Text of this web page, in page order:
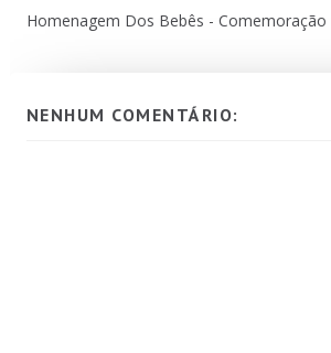
Homenagem Dos Bebês -
NENHUM COMENTÁRIO: